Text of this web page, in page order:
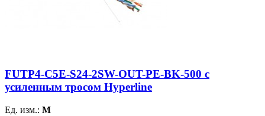
FUTP4-C5E-S24-2SW-OUT-PE-BK-500 с
усиленным тросом Hyperline
Ед. изм.: М